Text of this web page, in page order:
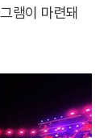
램이 마련돼